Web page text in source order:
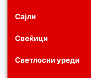
Сајли
Свеќици
Светлосни уреди